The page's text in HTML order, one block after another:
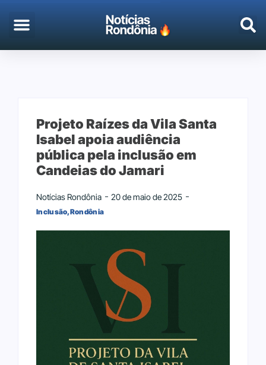
Projeto Raízes da Vila Santa
Isabel apoia audiência
pública pela inclusão em
Candeias do Jamari
Notícias Rondônia 20 de maio de 2025
Inclusão,Rondônia